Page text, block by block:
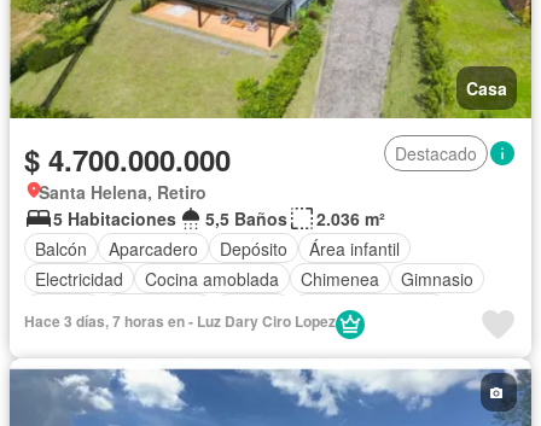
Casa
$ 4.700.000.000
Destacado
Santa Helena, Retiro
5 Habitaciones
5,5 Baños
2.036 m²
Balcón
Aparcadero Depósito
Área infantil
Electricidad
Cocina amoblada Chimenea
Gimnasio
Vista panorámica
Cuarto de servicio Piscina
Hace 3 días, 7 horas en - Luz Dary Ciro Lopez